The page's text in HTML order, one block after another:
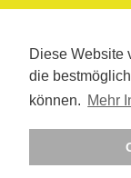
Diese Website
die
können. Mehr